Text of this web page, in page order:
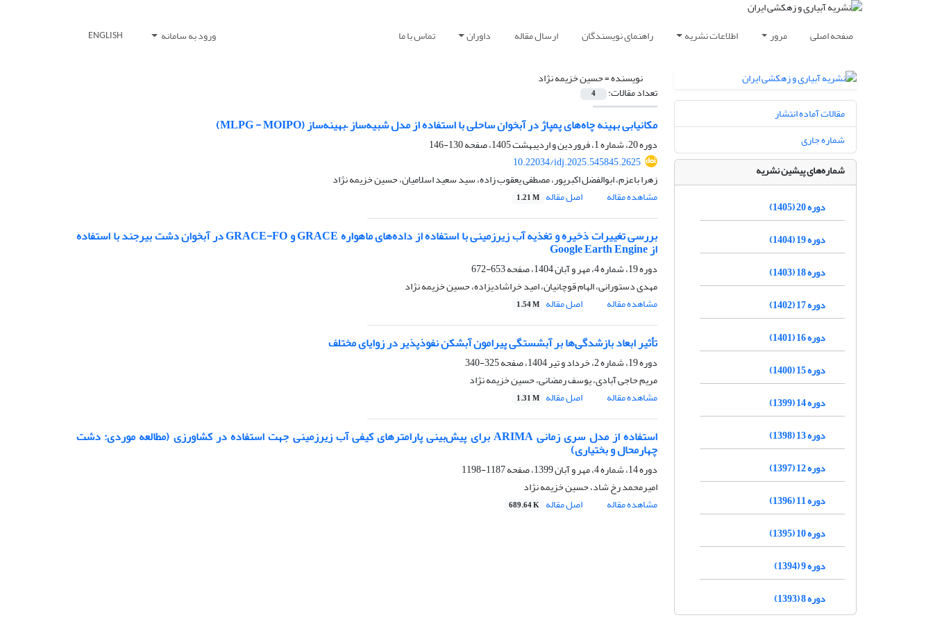
صفحه اصلی مرور اطلاعات نشریه راهنمای نویسندگان ارسال مقاله داوران تماس با ما ورود به سامانه ENGLISH
نویسنده =حسین خزیمه نژاد
تعداد مقالات: 4
مکانیابی بهینه چاه‌های پمپاژ در آبخوان ساحلی با استفاده از مدل شبیه‌ساز –بهینه‌ساز (MLPG - MOIPO)
دوره 20، شماره 1، فروردین و اردیبهشت 1405، صفحه
130-146
10.22034/idj.2025.545845.2625
زهرا باعزم، ابوالفضل اکبرپور، مصطفی یعقوب زاده، سید سعید اسلامیان، حسین خزیمه نژاد
مشاهده مقاله
اصل مقاله 1.21 M
بررسی تغییرات ذخیره و تغذیه آب زیرزمینی با استفاده از داده‌های ماهواره GRACE و GRACE-FO در آبخوان دشت بیرجند با استفاده
از Google Earth Engine
دوره 19، شماره 4، مهر و آبان 1404، صفحه
653-672
مهدی دستورانی، الهام قوچانیان، امید خراشادیزاده، حسین خزیمه نژاد
مشاهده مقاله
اصل مقاله 1.54 M
تأثیر ابعاد بازشدگی‌ها بر آبشستگی پیرامون آبشکن نفوذپذیر در زوایای مختلف
دوره 19، شماره 2، خرداد و تیر 1404، صفحه
325-340
مریم حاجی آبادی، یوسف رمضانی، حسین خزیمه نژاد
مشاهده مقاله
اصل مقاله 1.31 M
استفاده از مدل سری زمانی ARIMA برای پیش‌بینی پارامترهای کیفی آب زیرزمینی جهت استفاده در کشاورزی (مطالعه موردی: دشت
چهارمحال و بختیاری)
دوره 14، شماره 4، مهر و آبان 1399، صفحه
1187-1198
امیرمحمد رخ شاد، حسین خزیمه نژاد
مشاهده مقاله
اصل مقاله 689.64 K
مقالات آماده انتشار
شماره جاری
شماره‌های پیشین نشریه
دوره 20 (1405)
دوره 19 (1404)
دوره 18 (1403)
دوره 17 (1402)
دوره 16 (1401)
دوره 15 (1400)
دوره 14 (1399)
دوره 13 (1398)
دوره 12 (1397)
دوره 11 (1396)
دوره 10 (1395)
دوره 9 (1394)
دوره 8 (1393)